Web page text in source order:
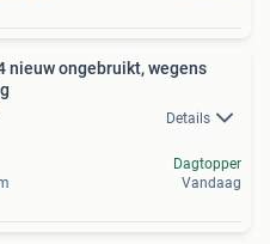
nieuw ongebruikt, wegens
Details
Dagtopper
Vandaag